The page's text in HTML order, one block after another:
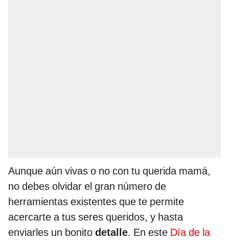
Aunque aún vivas o no con tu querida mamá,
no debes olvidar el gran número de
herramientas existentes que te permite
acercarte a tus seres queridos, y hasta
enviarles un bonito detalle. En este Día de la